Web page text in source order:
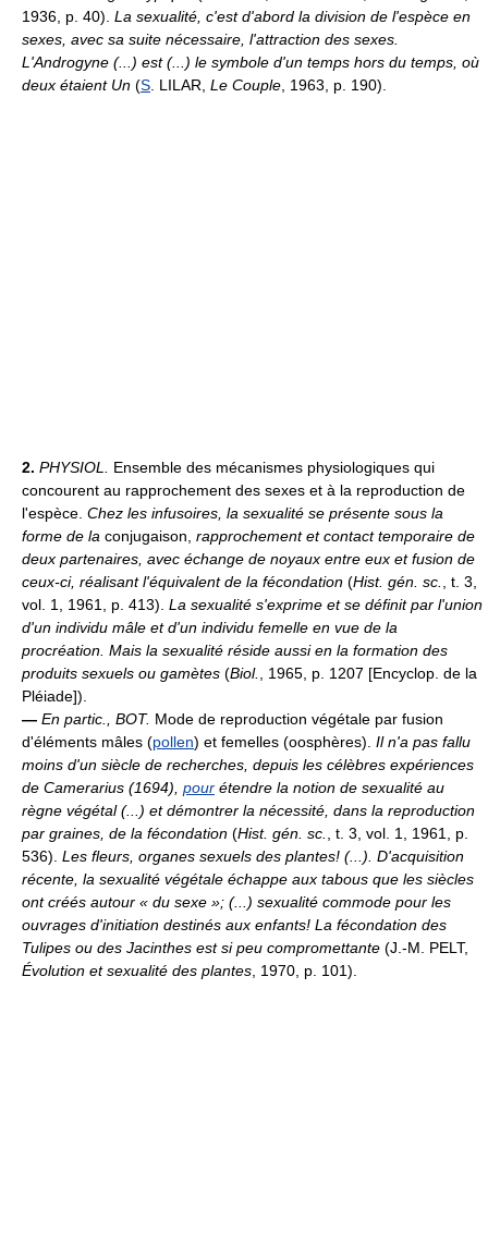
1936, p. 40). La sexualité, c'est d'abord la division de l'espèce en
sexes, avec sa suite nécessaire, l'attraction des sexes.
L'Androgyne (...) est (...) le symbole d'un temps hors du temps, où
deux étaient Un (S . LILAR, Le Couple , 1963, p. 190).
2. PHYSIOL. Ensemble des mécanismes physiologiques qui
concourent au rapprochement des sexes et à la reproduction de
l'espèce. Chez les infusoires, la sexualité se présente sous la
forme de la conjugaison, rapprochement et contact temporaire de
deux partenaires, avec échange de noyaux entre eux et fusion de
ceux-ci, réalisant l'équivalent de la fécondation (Hist. gén. sc.
, t. 3,
vol. 1, 1961, p. 413). La sexualité s'exprime et se définit par l'union
d'un individu mâle et d'un individu femelle en vue de la
procréation. Mais la sexualité réside aussi en la formation des
produits sexuels ou gamètes (Biol.
, 1965, p. 1207 [Encyclop. de la
Pléiade]).
— En partic., BOT. Mode de reproduction végétale par fusion
d'éléments mâles (pollen) et femelles (oosphères). Il n'a pas fallu
moins d'un siècle de recherches, depuis les célèbres expériences
de Camerarius (1694), pour étendre la notion de sexualité au
règne végétal (...) et démontrer la nécessité, dans la reproduction
par graines, de la fécondation (Hist. gén. sc.
, t. 3, vol. 1, 1961, p.
536). Les fleurs, organes sexuels des plantes! (...). D'acquisition
récente, la sexualité végétale échappe aux tabous que les siècles
ont créés autour « du sexe »; (...) sexualité commode pour les
ouvrages d'initiation destinés aux enfants! La fécondation des
Tulipes ou des Jacinthes est si peu compromettante (J.-M. PELT,
Évolution et sexualité des plantes , 1970, p. 101).